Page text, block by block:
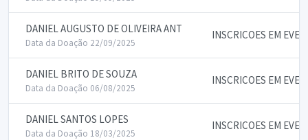
DANIEL AUGUSTO DE OLIVEIRA ANT
Data da Doação 22/09/2025
INSCRICOES EM
DANIEL BRITO DE SOUZA
Data da Doação 06/08/2025
INSCRICOES EM
DANIEL SANTOS LOPES
Data da Doação 18/03/2025
INSCRICOES EM